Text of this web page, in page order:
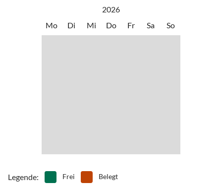
Wildparks, Kletterparks, Gondel- und Kutschfahrten,
Schwimmbäder, Museen. Dazu gibt es wunderbare Wanderwege
und Mountainbikestrecken.
2026
Mo
Di Mi Do Fr Sa So
Legende: Frei Belegt